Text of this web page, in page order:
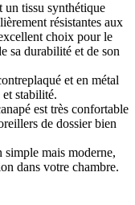
tissu synthétique
résistantes aux
choix pour le
sa durabilité et de son
et en métal
et stabilité.
est très confortable
de dossier bien
simple mais moderne,
dans votre chambre.